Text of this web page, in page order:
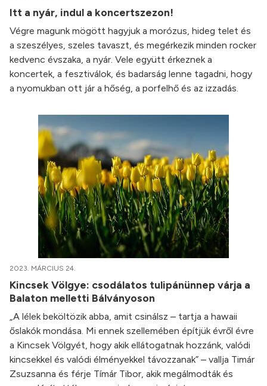
Itt a nyár, indul a koncertszezon!
Végre magunk mögött hagyjuk a morózus, hideg telet és
a szeszélyes, szeles tavaszt, és megérkezik minden rocker
kedvenc évszaka, a nyár. Vele együtt érkeznek a
koncertek, a fesztiválok, és badarság lenne tagadni, hogy
a nyomukban ott jár a hőség, a porfelhő és az izzadás.
2023. MÁRCIUS 24.
Kincsek Völgye: csodálatos tulipánünnep várja a
Balaton melletti Bálványoson
„A lélek beköltözik abba, amit csinálsz – tartja a hawaii
őslakók mondása. Mi ennek szellemében építjük évről évre
a Kincsek Völgyét, hogy akik ellátogatnak hozzánk, valódi
kincsekkel és valódi élményekkel távozzanak” – vallja Timár
Zsuzsanna és férje Tímár Tibor, akik megálmodták és